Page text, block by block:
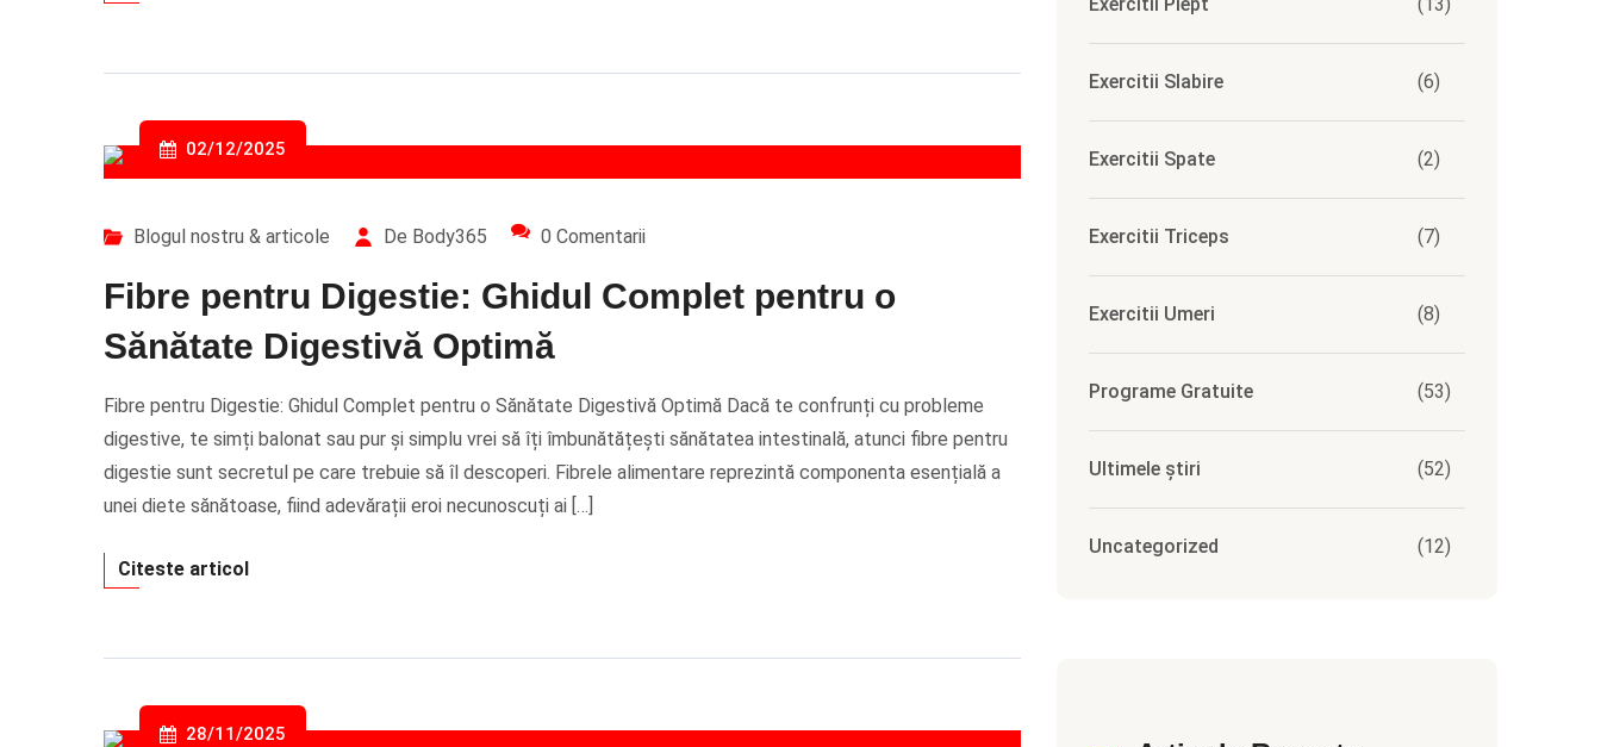
02/12/2025
Blogul nostru & articole De Body365 0 Comentarii
Fibre pentru Digestie: Ghidul Complet pentru o
Sănătate Digestivă Optimă
Fibre pentru Digestie: Ghidul Complet pentru o Sănătate Digestivă Optimă Dacă te confrunți cu probleme
digestive, te simți balonat sau pur și simplu vrei să îți îmbunătățești sănătatea intestinală, atunci fibre pentru
digestie sunt secretul pe care trebuie să îl descoperi. Fibrele alimentare reprezintă componenta esențială a
unei diete sănătoase, fiind adevărații eroi necunoscuți ai […]
Citeste articol
28/11/2025
Exercitii Slabire (6)
Exercitii Spate (2)
Exercitii Triceps (7)
Exercitii Umeri (8)
Programe Gratuite (53)
Ultimele știri (52)
Uncategorized (12)